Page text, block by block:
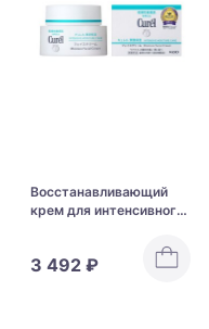
Восстанавливающий
крем для интенсивного
Curel Intensive Moisture
Cream
3 492 ₽